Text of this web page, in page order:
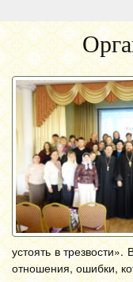
устоять в
отношения, ошибки,